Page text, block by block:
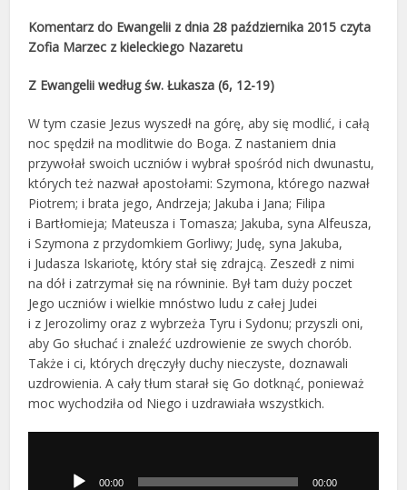
Komentarz do Ewangelii z dnia 28 października 2015 czyta
Zofia Marzec z kieleckiego Nazaretu
Z Ewangelii według św. Łukasza (6, 12-19)
W tym czasie Jezus wyszedł na górę, aby się modlić, i całą
noc spędził na modlitwie do Boga. Z nastaniem dnia
przywołał swoich uczniów i wybrał spośród nich dwunastu,
których też nazwał apostołami: Szymona, którego nazwał
Piotrem; i brata jego, Andrzeja; Jakuba i Jana; Filipa
i Bartłomieja; Mateusza i Tomasza; Jakuba, syna Alfeusza,
i Szymona z przydomkiem Gorliwy; Judę, syna Jakuba,
i Judasza Iskariotę, który stał się zdrajcą. Zeszedł z nimi
na dół i zatrzymał się na równinie. Był tam duży poczet
Jego uczniów i wielkie mnóstwo ludu z całej Judei
i z Jerozolimy oraz z wybrzeża Tyru i Sydonu; przyszli oni,
aby Go słuchać i znaleźć uzdrowienie ze swych chorób.
Także i ci, których dręczyły duchy nieczyste, doznawali
uzdrowienia. A cały tłum starał się Go dotknąć, ponieważ
moc wychodziła od Niego i uzdrawiała wszystkich.
dźwiękowych00:00 00:00